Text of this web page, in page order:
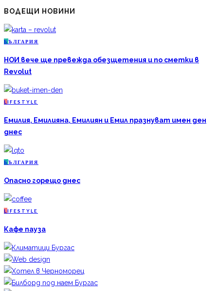
ВОДЕЩИ НОВИНИ
Б ЪЛГАРИЯ
НОИ вече ще превежда обезщетения и по сметки в
Revolut
L IFESTYLE
Емилия, Емилияна, Емилиян и Емил празнуват имен ден
днес
Б ЪЛГАРИЯ
Опасно горещо днес
L IFESTYLE
Кафе пауза